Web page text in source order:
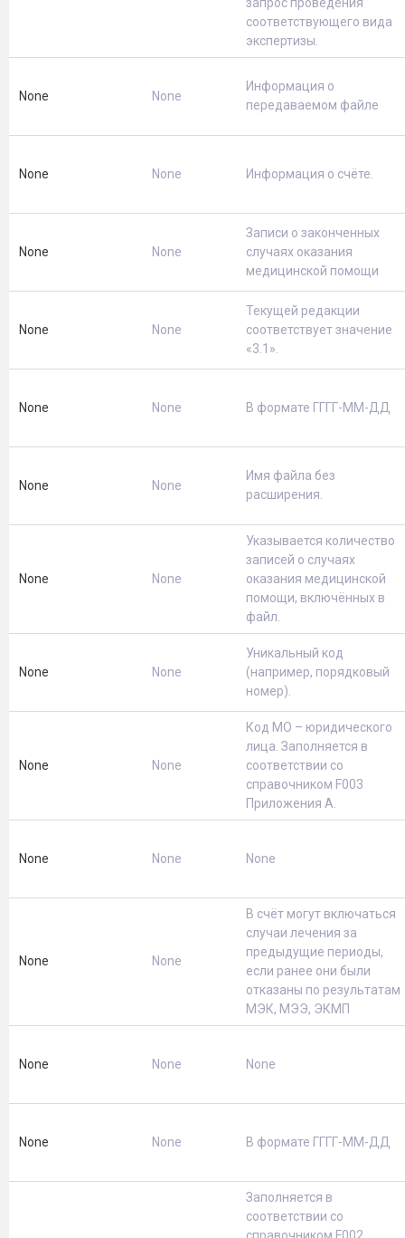
соответствующего вида
экспертизы.
None None
Информация о
передаваемом файле
None None Информация о счёте.
None None
Записи о законченных
случаях оказания
медицинской помощи
None None
Текущей редакции
соответствует значение
«3.1».
None None В формате ГГГГ-ММ-ДД
None None
Имя файла без
расширения.
None None
Указывается количество
записей о случаях
оказания медицинской
помощи, включённых в
файл.
None None
Уникальный код
(например, порядковый
номер).
None None
Код МО – юридического
лица. Заполняется в
соответствии со
справочником F003
Приложения А.
None None None
None None
В счёт могут включаться
случаи лечения за
предыдущие периоды,
если ранее они были
отказаны по результатам
МЭК, МЭЭ, ЭКМП
None None None
None None В формате ГГГГ-ММ-ДД
Заполняется в
соответствии со